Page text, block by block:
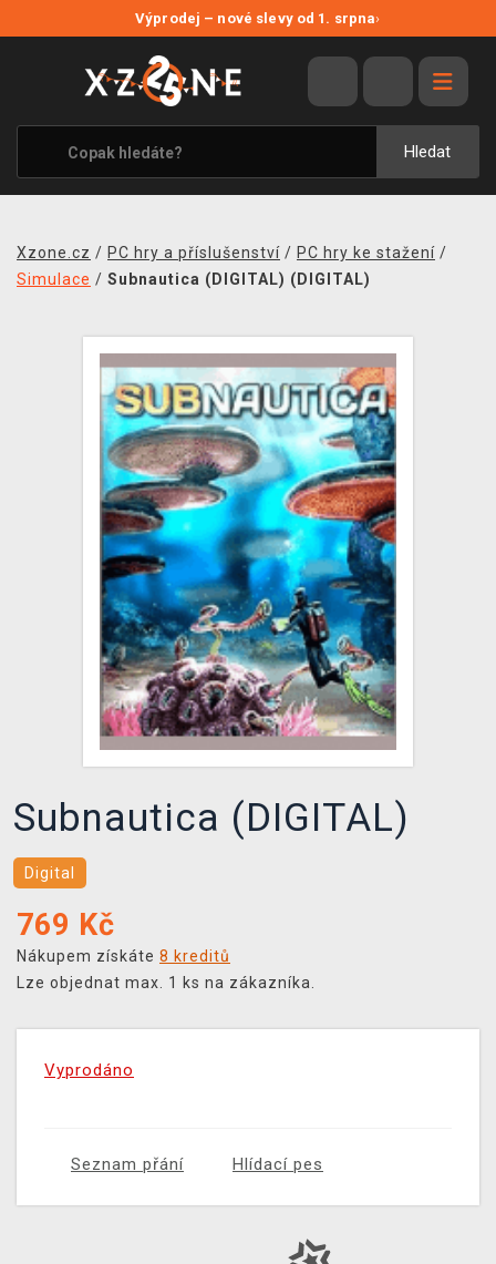
Výprodej – nové slevy od 1. srpna›
Hledat
VÝPRODEJ
VIDEOHRY
XZONE ORIGINALS
TÉMATIKY
MERCHANDISE
KONTAKT
PRODEJNY
DOPRAVA
XZONE KLUB
TCG & BOARDGAME HUB
VÝKUP HER (BAZAR)
Xzone.cz / PC hry a příslušenství / PC hry ke stažení /
Simulace / Subnautica (DIGITAL) (DIGITAL)
Subnautica (DIGITAL)
Digital
769 Kč
Nákupem získáte 8 kreditů
Lze objednat max. 1 ks na zákazníka.
Vyprodáno
Seznam přání Hlídací pes